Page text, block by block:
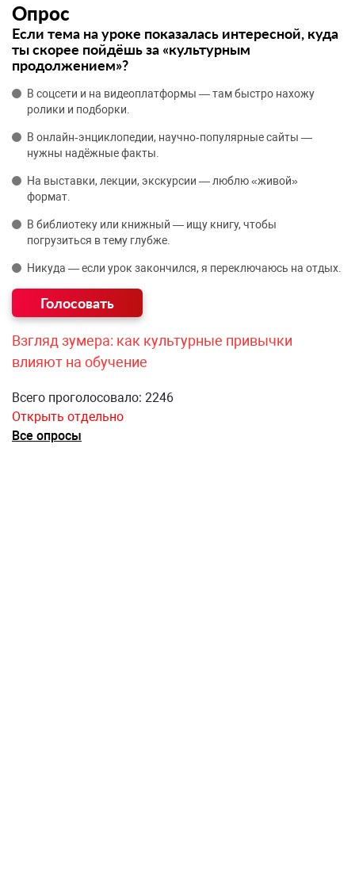
Опрос
Если тема на уроке показалась интересной, куда
ты скорее пойдёшь за «культурным
продолжением»?
В соцсети и на видеоплатформы — там быстро нахожу
ролики и подборки.
В онлайн‑энциклопедии, научно‑популярные сайты —
нужны надёжные факты.
На выставки, лекции, экскурсии — люблю «живой»
формат.
В библиотеку или книжный — ищу книгу, чтобы
погрузиться в тему глубже.
Никуда — если урок закончился, я переключаюсь на отдых.
Взгляд зумера: как культурные привычки
влияют на обучение
Всего проголосовало: 2246
Открыть отдельно
Все опросы